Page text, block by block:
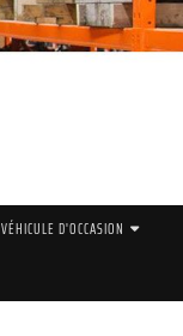
VÉHICULE D'OCCASION